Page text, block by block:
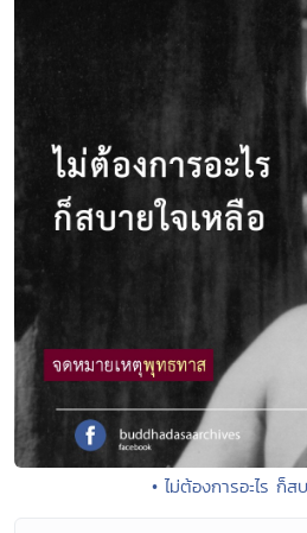
• ไม่ต้องการอะไร ก็ส